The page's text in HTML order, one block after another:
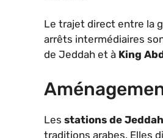
Le trajet direct entre la
arrêts intermédiaires
de Jeddah et à King
Les stations de
traditions arabes. Elles